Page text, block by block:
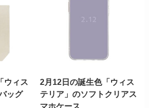
ウィス
ッグ
2月12日の誕生色「ウィス
テリア」のソフトクリアス